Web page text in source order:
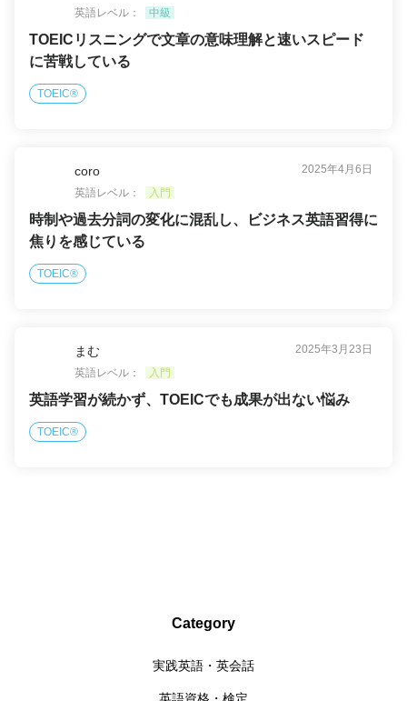
英語レベル：
中級
TOEICリスニングで文章の意味理解と速いスピード
に苦戦している
TOEIC®
coro
2025年4月6日
英語レベル：
入門
時制や過去分詞の変化に混乱し、ビジネス英語習得に
焦りを感じている
TOEIC®
まむ
2025年3月23日
英語レベル：
入門
英語学習が続かず、TOEICでも成果が出ない悩み
TOEIC®
Category
実践英語・英会話